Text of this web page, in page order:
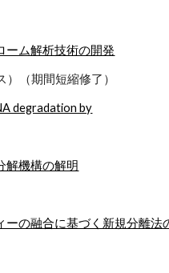
ーム解析技術の開発
（期間短縮修了）
degradation by
解機構の解明
ーの融合に基づく新規分離法